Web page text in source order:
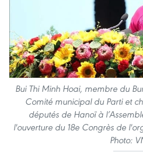
Bui Thi Minh Hoai, membre du
Comité municipal du Parti et
députés de Hanoï à
l'ouverture du 18e Congrès de
Photo: